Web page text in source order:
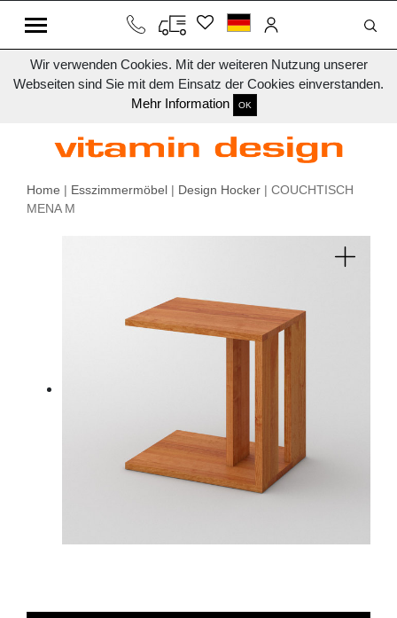
Wir verwenden Cookies. Mit der weiteren Nutzung unserer
Webseiten sind Sie mit dem Einsatz der Cookies einverstanden.
Mehr Information
OK
Home | Esszimmermöbel | Design Hocker | COUCHTISCH
MENA M